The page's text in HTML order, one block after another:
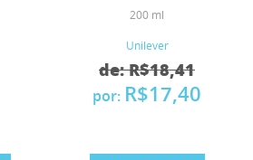
200 ml
Unilever
de: R$18,41
por: R$17,40